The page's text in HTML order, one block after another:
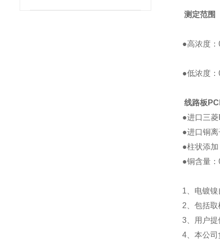
测定范围
●高浓度：
●低浓度：
线路板
●进口三菱
●进口铜
●柱状添
●铜含量：
1 、电镀
2 、包括
3 、用户
4 、本公